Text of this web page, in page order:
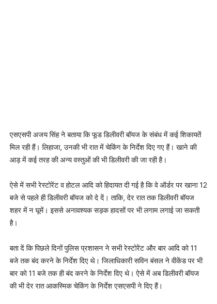
एसएसपी अजय सिंह ने बताया कि फूड डिलीवरी बॉयज के संबंध में कई शिकायतें
मिल रही हैं। लिहाजा, उनकी भी रात में चेकिंग के निर्देश दिए गए हैं। खाने की
आड़ में कई तरह की अन्य वस्तुओं की भी डिलीवरी की जा रही है।
ऐसे में सभी रेस्टोरेंट व होटल आदि को हिदायत दी गई है कि वे ऑर्डर पर खाना 12
बजे से पहले ही डिलीवरी बॉयज को दे दें। ताकि, देर रात तक डिलीवरी बॉयज
शहर में न घूमें। इससे अनावश्यक सड़क हादसों पर भी लगाम लगाई जा सकती
है।
बता दें कि पिछले दिनों पुलिस प्रशासन ने सभी रेस्टोरेंट और बार आदि को 11
बजे तक बंद करने के निर्देश दिए थे। जिलाधिकारी सविन बंसल ने वीकेंड पर भी
बार को 11 बजे तक ही बंद करने के निर्देश दिए थे। ऐसे में अब डिलीवरी बॉयज
की भी देर रात आकस्मिक चेकिंग के निर्देश एसएसपी ने दिए हैं।